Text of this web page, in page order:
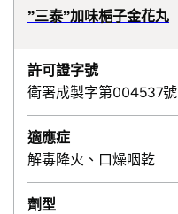
”三泰”加味梔子金花丸
許可證字號
衛署成製字第004537號
適應症
解毒降火、口燥咽乾
劑型